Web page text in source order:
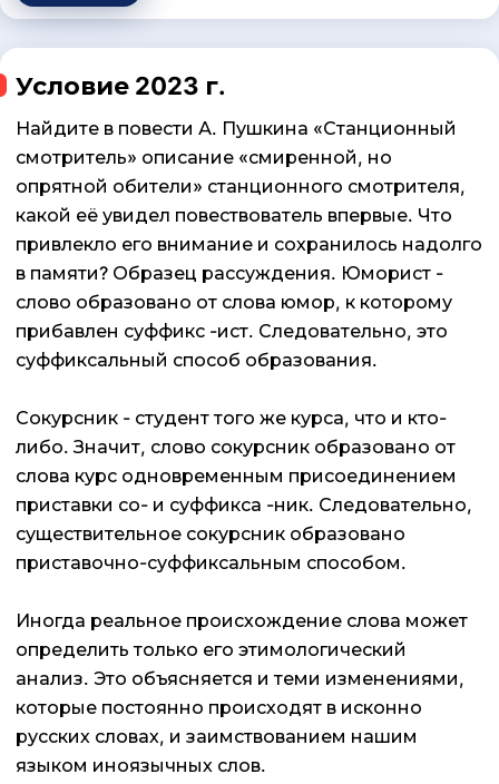
Условие 2023 г.
Найдите в повести А. Пушкина «Станционный
смотритель» описание «смиренной, но
опрятной обители» станционного смотрителя,
какой её увидел повествователь впервые. Что
привлекло его внимание и сохранилось надолго
в памяти? Образец рассуждения. Юморист -
слово образовано от слова юмор, к которому
прибавлен суффикс -ист. Следовательно, это
суффиксальный способ образования.
Сокурсник - студент того же курса, что и кто-
либо. Значит, слово сокурсник образовано от
слова курс одновременным присоединением
приставки со- и суффикса -ник. Следовательно,
существительное сокурсник образовано
приставочно-суффиксальным способом.
Иногда реальное происхождение слова может
определить только его этимологический
анализ. Это объясняется и теми изменениями,
которые постоянно происходят в исконно
русских словах, и заимствованием нашим
языком иноязычных слов.